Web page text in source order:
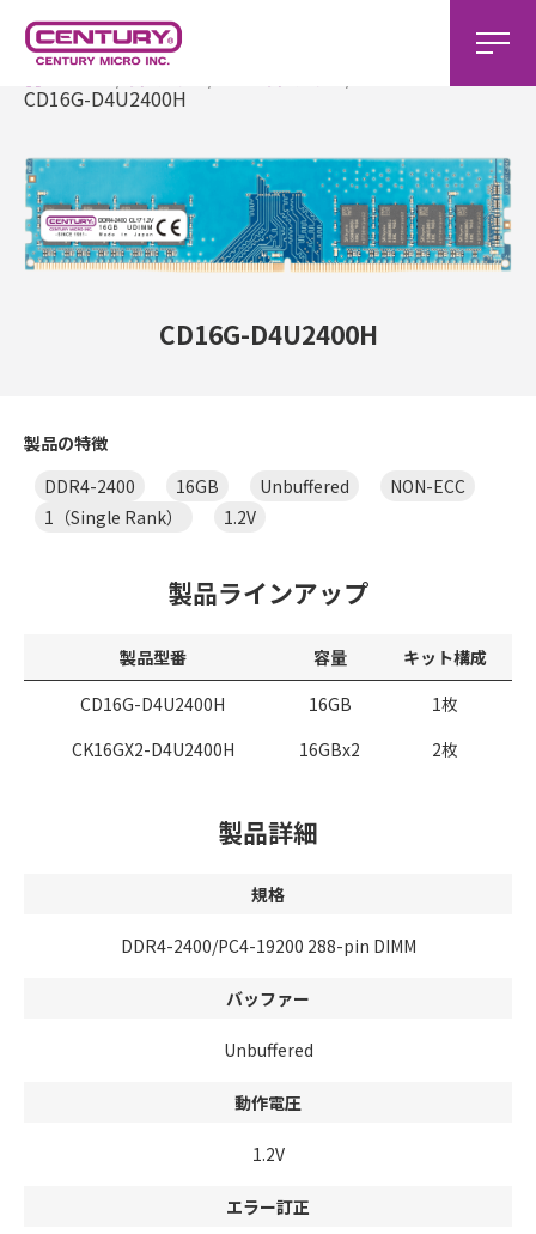
CD16G-D4U2400H
CD16G-D4U2400H
製品の特徴
DDR4-2400
16GB Unbuffered
NON-ECC
1（Single Rank）
1.2V
製品ラインアップ
製品型番 容量
キット構成
CD16G-D4U2400H
16GB
1枚
CK16GX2-D4U2400H
16GBx2 2枚
製品詳細
規格
DDR4-2400/PC4-19200 288-pin DIMM
バッファー
Unbuffered
動作電圧
1.2V
エラー訂正